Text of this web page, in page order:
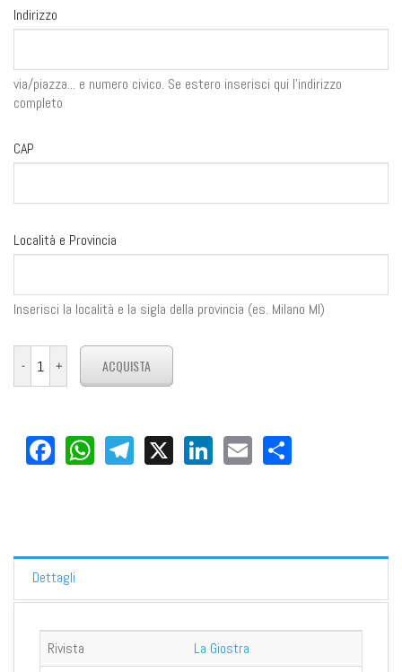
Indirizzo
via/piazza... e numero civico. Se estero inserisci qui l'indirizzo
completo
CAP
Località e Provincia
Inserisci la località e la sigla della provincia (es. Milano MI)
Facebook
WhatsApp
Telegram
X LinkedIn
Email
Dettagli
Rivista
La Giostra